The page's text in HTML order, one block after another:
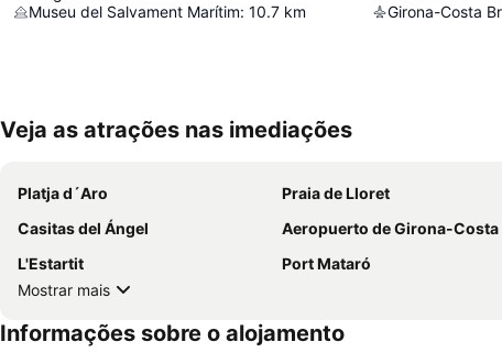
Museu del Salvament Marítim: 10.7 km
Girona-Costa
Veja as atrações nas imediações
Platja d´Aro Praia de Lloret
Casitas del Ángel
Aeropuerto de Girona-Costa
L'Estartit
Port Mataró
Mostrar mais
Informações sobre o alojamento